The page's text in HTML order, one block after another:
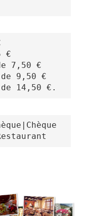
€
7,50 €
9,50 €